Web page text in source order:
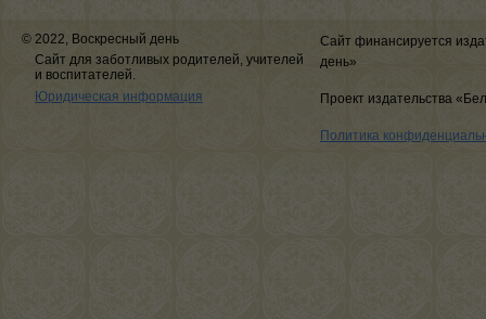
© 2022, Воскресный день
Сайт для заботливых родителей, учителей
и воспитателей.
Юридическая информация
Сайт финансируется
день»
Проект издательства
Политика